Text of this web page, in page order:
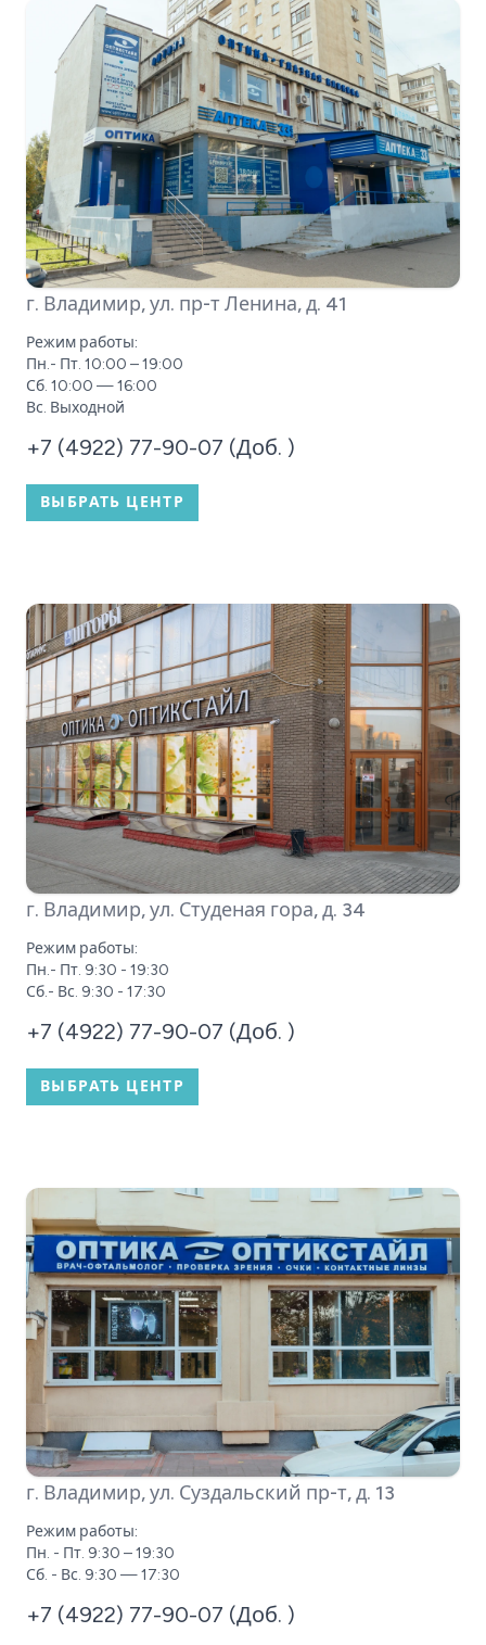
г. Владимир, ул. пр-т Ленина, д. 41
Режим работы:
Пн.- Пт. 10:00 – 19:00
Сб. 10:00 — 16:00
Вс. Выходной
+7 (4922) 77-90-07 (Доб. )
ВЫБРАТЬ ЦЕНТР
г. Владимир, ул. Студеная гора, д. 34
Режим работы:
Пн.- Пт. 9:30 - 19:30
Сб.- Вс. 9:30 - 17:30
+7 (4922) 77-90-07 (Доб. )
ВЫБРАТЬ ЦЕНТР
г. Владимир, ул. Суздальский пр-т, д. 13
Режим работы:
Пн. - Пт. 9:30 – 19:30
Сб. - Вс. 9:30 — 17:30
+7 (4922) 77-90-07 (Доб. )